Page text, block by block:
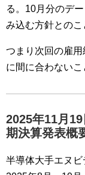
る。10月分のデ
み込む方針とのこ
つまり次回の雇
に間に合わないこ
2025年11月
期決算発表概
半導体大手エヌ